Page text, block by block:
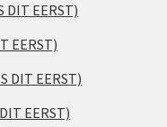
EERST)
EERST)
DIT EERST)
EERST)